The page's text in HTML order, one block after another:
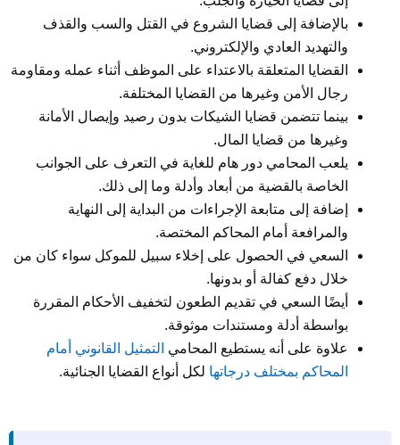
بالإضافة إلى قضايا الشروع في القتل والسب والقذف
والتهديد العادي والإلكتروني.
القضايا المتعلقة بالاعتداء على الموظف أثناء عمله ومقاومة
رجال الأمن وغيرها من القضايا المختلفة.
بينما تتضمن قضايا الشيكات بدون رصيد وإيصال الأمانة
وغيرها من قضايا المال.
يلعب المحامي دور هام للغاية في التعرف على الجوانب
الخاصة بالقضية من أبعاد وأدلة وما إلى ذلك.
إضافة إلى متابعة الإجراءات من البداية إلى النهاية
والمرافعة أمام المحاكم المختصة.
السعي في الحصول على إخلاء سبيل للموكل سواء كان من
خلال دفع كفالة أو بدونها.
أيضًا السعي في تقديم الطعون لتخفيف الأحكام المقررة
بواسطة أدلة ومستندات موثوقة.
علاوة على أنه يستطيع المحامي التمثيل القانوني أمام
المحاكم بمختلف درجاتها لكل أنواع القضايا الجنائية.